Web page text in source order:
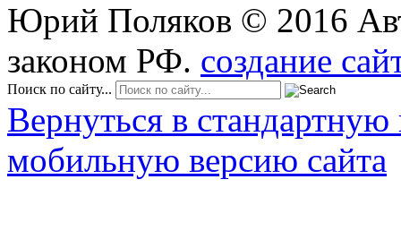
Юрий Поляков © 2016
законом РФ. создание
Поиск по сайту...
Вернуться в стандартную
мобильную версию сайта